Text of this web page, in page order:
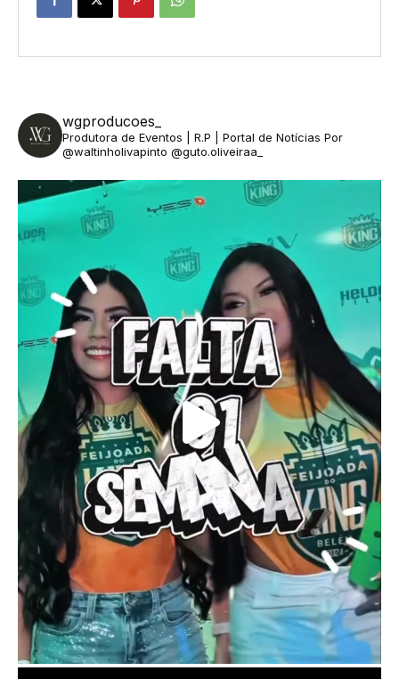
wgproducoes_
Produtora de Eventos | R.P | Portal de Notícias Por
@waltinholivapinto @guto.oliveiraa_